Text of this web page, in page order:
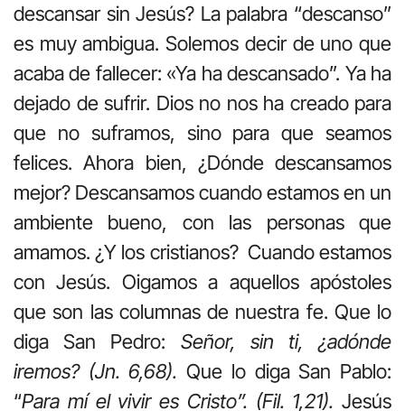
descansar sin Jesús? La palabra “descanso”
es muy ambigua. Solemos decir de uno que
acaba de fallecer: «Ya ha descansado”. Ya ha
dejado de sufrir. Dios no nos ha creado para
que no suframos, sino para que seamos
felices. Ahora bien, ¿Dónde descansamos
mejor? Descansamos cuando estamos en un
ambiente bueno, con las personas que
amamos. ¿Y los cristianos? Cuando estamos
con Jesús. Oigamos a aquellos apóstoles
que son las columnas de nuestra fe. Que lo
diga San Pedro: Señor, sin ti, ¿adónde
iremos? (Jn. 6,68). Que lo diga San Pablo:
“Para mí el vivir es Cristo”. (Fil. 1,21). Jesús